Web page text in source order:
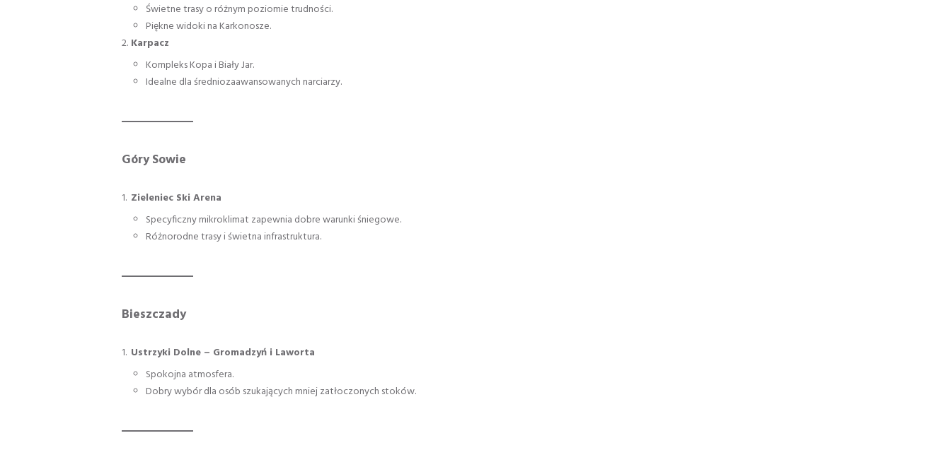
Świetne trasy o różnym poziomie trudności.
Piękne widoki na Karkonosze.
Karpacz
Kompleks Kopa i Biały Jar.
Idealne dla średniozaawansowanych narciarzy.
Góry Sowie
Zieleniec Ski Arena
Specyficzny mikroklimat zapewnia dobre warunki śniegowe.
Różnorodne trasy i świetna infrastruktura.
Bieszczady
Ustrzyki Dolne – Gromadzyń i Laworta
Spokojna atmosfera.
Dobry wybór dla osób szukających mniej zatłoczonych stoków.